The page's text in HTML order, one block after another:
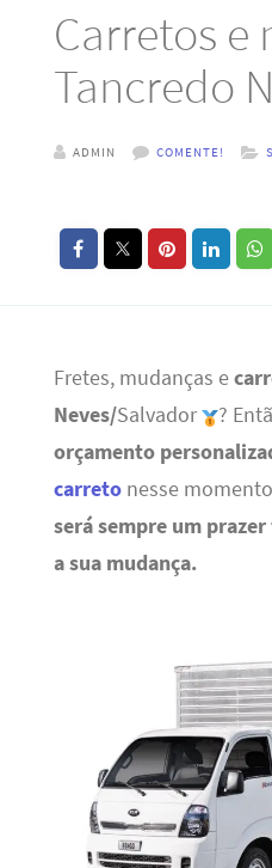
Carretos e
Tancredo
ADMIN COMENTE!
Fretes, mudanças e
Neves/Salvador
?
orçamento
carretonesse
será sempre um
a sua mudança.